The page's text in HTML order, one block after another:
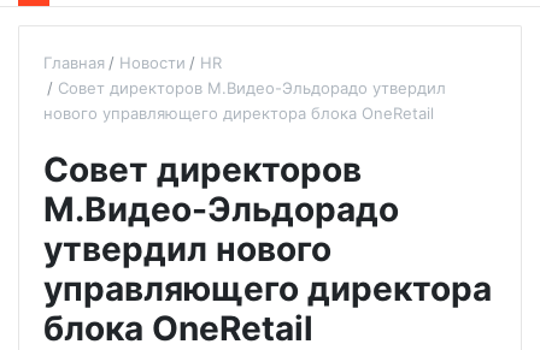
Главная Новости
HR
Совет директоров М.Видео-Эльдорадо утвердил
нового управляющего директора блока OneRetail
Совет директоров
М.Видео-Эльдорадо
утвердил нового
управляющего директора
блока OneRetail